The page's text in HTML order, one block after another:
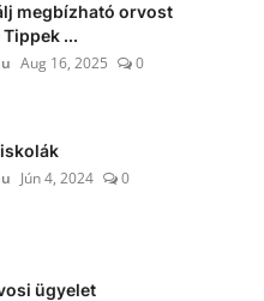
megbízható orvost
...
Aug 16, 2025 0
Jún 4, 2024 0
ügyelet